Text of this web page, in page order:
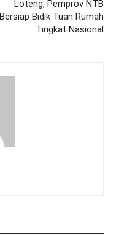
Loteng, Pemprov NTB
Bersiap Bidik Tuan Rumah
Tingkat Nasional